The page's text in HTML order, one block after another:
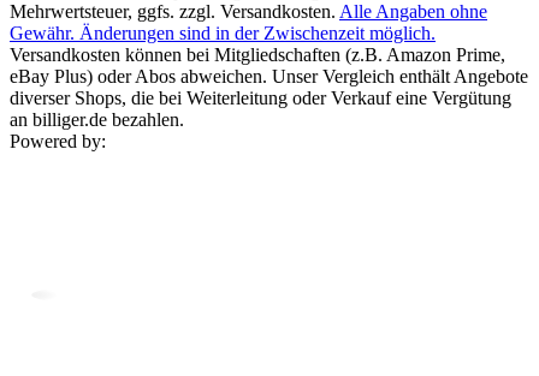
Mehrwertsteuer, ggfs. zzgl. Versandkosten. Alle Angaben ohne
Gewähr. Änderungen sind in der Zwischenzeit möglich.
Versandkosten können bei Mitgliedschaften (z.B. Amazon Prime,
eBay Plus) oder Abos abweichen. Unser Vergleich enthält Angebote
diverser Shops, die bei Weiterleitung oder Verkauf eine Vergütung
an billiger.de bezahlen.
Powered by: